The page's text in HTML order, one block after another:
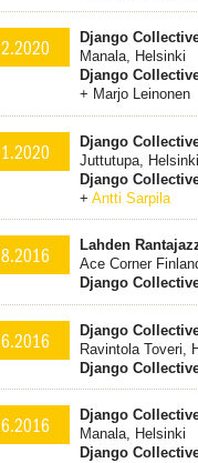
Django
Manala, Helsinki
Django
+ Marjo Leinonen
Django
Juttutupa, Helsinki
Django
+ Antti Sarpila
Lahden
Ace Corner
Django
Django
Ravintola Toveri,
Django
Django
Manala, Helsinki
Django